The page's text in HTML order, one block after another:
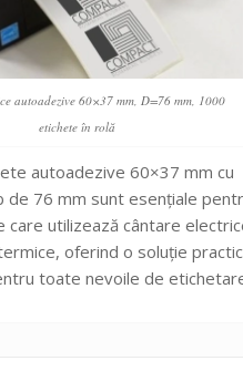
autoadezive 60×37 mm, D=76 mm, 1000
etichete în rolă
autoadezive 60×37 mm cu
de 76 mm sunt esențiale
care utilizează cântare
oferind o soluție
toate nevoile de